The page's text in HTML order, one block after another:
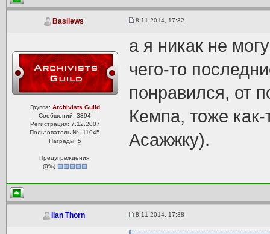
Basilews 8.11.2014, 17:32
Группа: Archivists Guild
Сообщений: 3394
Регистрация: 7.12.2007
Пользователь №: 11045
Награды: 5
Предупреждения:
(0%)
а я никак не
чего-то
понравился, от
Кемпа, тоже
Асажжку).
Ilan Thorn 8.11.2014, 17:38